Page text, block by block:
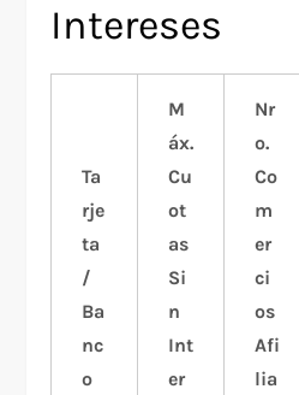
Intereses
Ta
rje
ta
/
Ba
nc
o
M
áx.
Cu
ot
as
Si
n
Int
er
Nr
o.
Co
m
er
ci
os
Afi
lia